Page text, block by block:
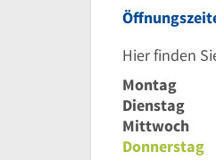
Hier finden
Montag
Dienstag
Mittwoch
Donnerstag